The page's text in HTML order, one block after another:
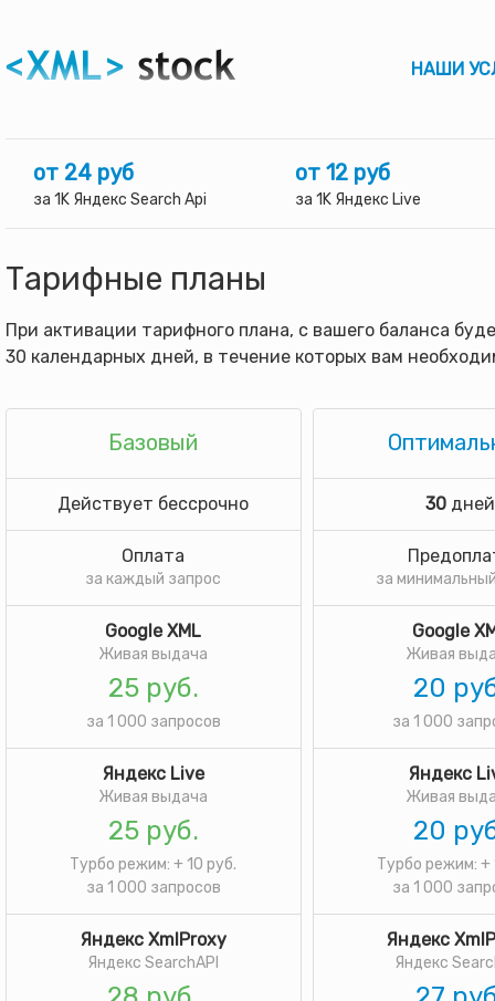
НАШИ
от 24 руб
за 1K Яндекс Search Api
от 12 руб
за 1K Яндекс Live
Тарифные планы
При активации тарифного плана, с вашего баланса
30 календарных дней, в течение которых вам
Базовый
Действует бессрочно
Оплата
за каждый запрос
Google XML
Живая выдача
25 руб.
за 1 000 запросов
Яндекс Live
Живая выдача
25 руб.
Турбо режим: + 10 руб.
за 1 000 запросов
Яндекс XmlProxy
Яндекс SearchAPI
30дней
за
Google
Живая
20
за 1 000
Яндекс
Живая
20
Турбо режим: +
за 1 000
Яндекс
Яндекс